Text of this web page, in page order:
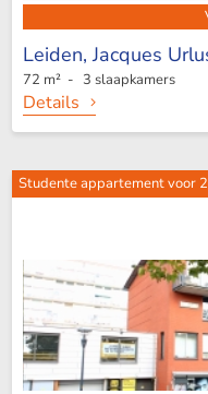
Leiden,Jacques
72 m² - 3 slaapkamers
Details
Studente appartement voor